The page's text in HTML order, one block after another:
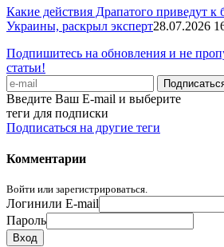
Какие действия Драпатого приведут к
Украины, раскрыл эксперт28.07.2026
Подпишитесь на обновления и не
статьи!
Введите Ваш E-mail и выберите
теги для подписки
Подписаться на другие теги
Комментарии
Войти или зарегистрироваться.
Логинили E-mail
Пароль